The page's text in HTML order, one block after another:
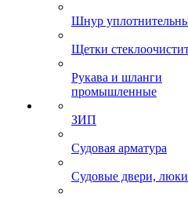
Шнур
Щетки
Рукава и шланги
промышленные
ЗИП
Судовая арматура
Судовые двери, люки